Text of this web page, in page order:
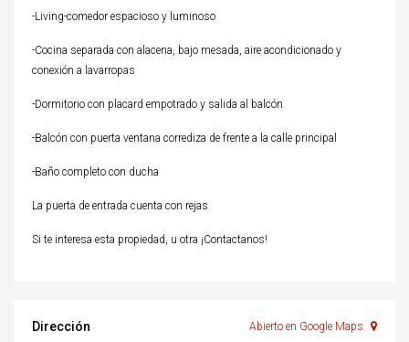
-Living-comedor espacioso y luminoso
-Cocina separada con alacena, bajo mesada, aire acondicionado y
conexión a lavarropas
-Dormitorio con placard empotrado y salida al balcón
-Balcón con puerta ventana corrediza de frente a la calle principal
-Baño completo con ducha
La puerta de entrada cuenta con rejas
Si te interesa esta propiedad, u otra ¡Contactanos!
Dirección Abierto en Google Maps